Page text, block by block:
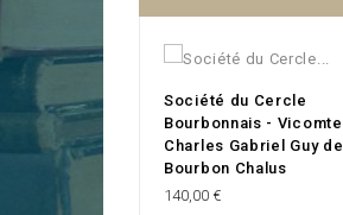
Société du Cercle
Bourbonnais - Vicomte
Charles Gabriel Guy de
Bourbon Chalus
Prix
140,00 €